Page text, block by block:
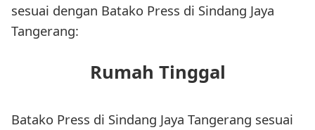
sesuai dengan Batako Press di Sindang Jaya
Tangerang:
Rumah Tinggal
Batako Press di Sindang Jaya Tangerang sesuai